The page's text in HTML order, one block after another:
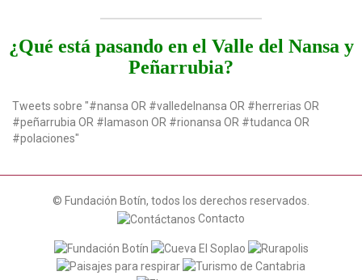
¿Qué está pasando en el Valle del Nansa y
Peñarrubia?
Tweets sobre "#nansa OR #valledelnansa OR #herrerias OR
#peñarrubia OR #lamason OR #rionansa OR #tudanca OR
#polaciones"
© Fundación Botín, todos los derechos reservados.
Contacto